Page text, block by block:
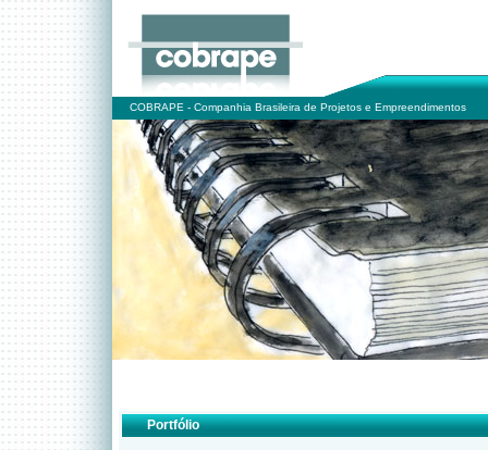
COBRAPE - Companhia Brasileira de Projetos e Empreendimentos
Portfólio